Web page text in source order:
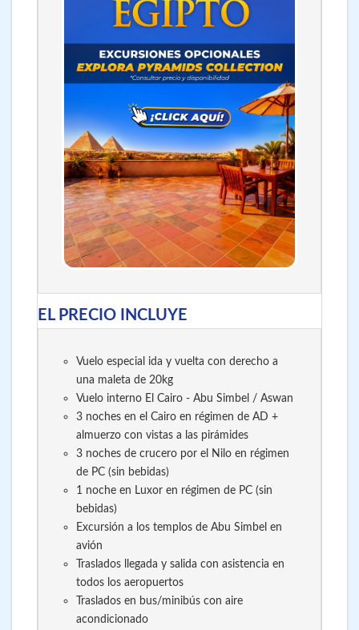
EL PRECIO INCLUYE
Vuelo especial ida y vuelta con derecho a
una maleta de 20kg
Vuelo interno El Cairo - Abu Simbel / Aswan
3 noches en el Cairo en régimen de AD +
almuerzo con vistas a las pirámides
3 noches de crucero por el Nilo en régimen
de PC (sin bebidas)
1 noche en Luxor en régimen de PC (sin
bebidas)
Excursión a los templos de Abu Simbel en
avión
Traslados llegada y salida con asistencia en
todos los aeropuertos
Traslados en bus/minibús con aire
acondicionado